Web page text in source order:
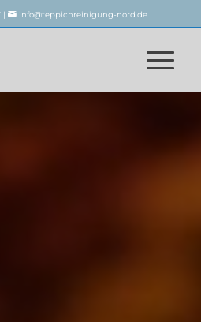
| info@teppichreinigung-nord.de